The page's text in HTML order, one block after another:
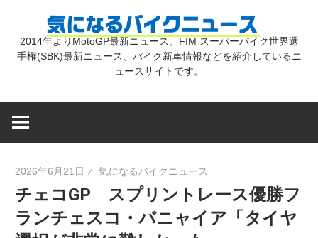
気
バ
2014年よりMotoGP最新ニュース、FIM スーパーバイク世界選
手権(SBK)最新ニュース、バイク新車情報などを紹介しているニ
ュースサイトです。
2026年6月21日 気になるバイクニュース
チェコGP スプリントレース優勝フ
ランチェスコ・バニャイア「タイヤ